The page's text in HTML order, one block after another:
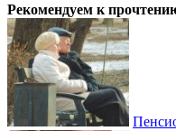
Рекомендуем к